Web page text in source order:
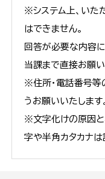
※システム上、いた
はできません。
回答が必要な内容
当課まで直接お願い
※住所・電話番号等
うお願いいたします
※文字化けの原因と
字や半角カタカナは